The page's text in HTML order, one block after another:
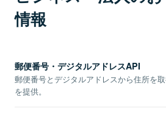
情報
郵便番号・デジタルアドレスAPI
郵便番号とデジタルアドレスから住所を
を提供。